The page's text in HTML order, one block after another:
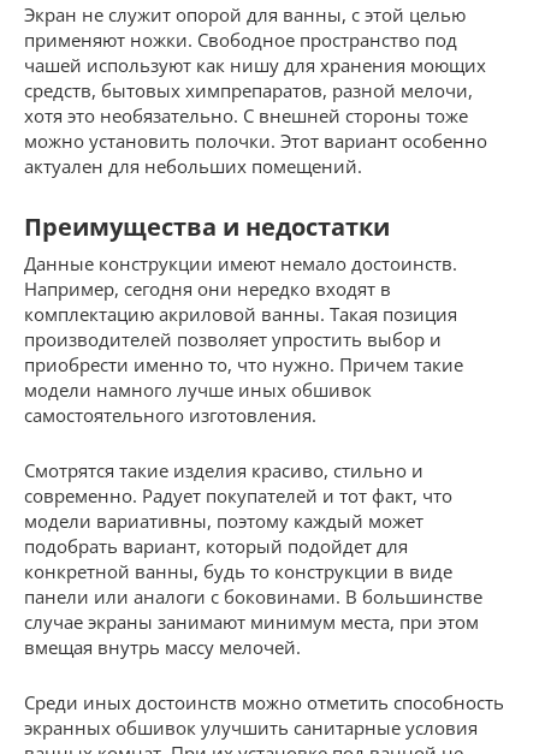
Экран не служит опорой для ванны, с этой целью
применяют ножки. Свободное пространство под
чашей используют как нишу для хранения моющих
средств, бытовых химпрепаратов, разной мелочи,
хотя это необязательно. С внешней стороны тоже
можно установить полочки. Этот вариант особенно
актуален для небольших помещений.
Преимущества и недостатки
Данные конструкции имеют немало достоинств.
Например, сегодня они нередко входят в
комплектацию акриловой ванны. Такая позиция
производителей позволяет упростить выбор и
приобрести именно то, что нужно. Причем такие
модели намного лучше иных обшивок
самостоятельного изготовления.
Смотрятся такие изделия красиво, стильно и
современно. Радует покупателей и тот факт, что
модели вариативны, поэтому каждый может
подобрать вариант, который подойдет для
конкретной ванны, будь то конструкции в виде
панели или аналоги с боковинами. В большинстве
случае экраны занимают минимум места, при этом
вмещая внутрь массу мелочей.
Среди иных достоинств можно отметить способность
экранных обшивок улучшить санитарные условия